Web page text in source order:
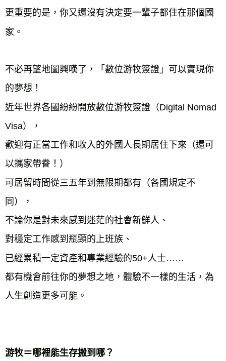
更重要的是，你又還沒有決定要一輩子都住在那個國
家。
不必再望地圖興嘆了，「數位游牧簽證」可以實現你
的夢想！
近年世界各國紛紛開放數位游牧簽證（Digital Nomad
Visa），
歡迎有正當工作和收入的外國人長期居住下來（還可
以攜家帶眷！）
可居留時間從三五年到無限期都有（各國規定不
同），
不論你是對未來感到迷茫的社會新鮮人、
對穩定工作感到瓶頸的上班族、
已經累積一定資產和專業經驗的50+人士……
都有機會前往你的夢想之地，體驗不一樣的生活，為
人生創造更多可能。